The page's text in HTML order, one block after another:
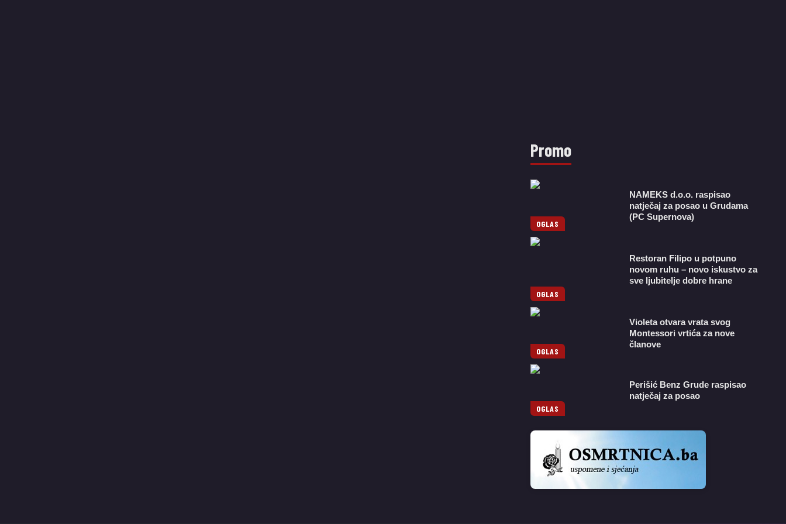
Promo
OGLAS
NAMEKS d.o.o. raspisao
natječaj za posao u Grudama
(PC Supernova)
OGLAS
Restoran Filipo u potpuno
novom ruhu – novo iskustvo za
sve ljubitelje dobre hrane
OGLAS
Violeta otvara vrata svog
Montessori vrtića za nove
članove
OGLAS
Perišić Benz Grude raspisao
natječaj za posao